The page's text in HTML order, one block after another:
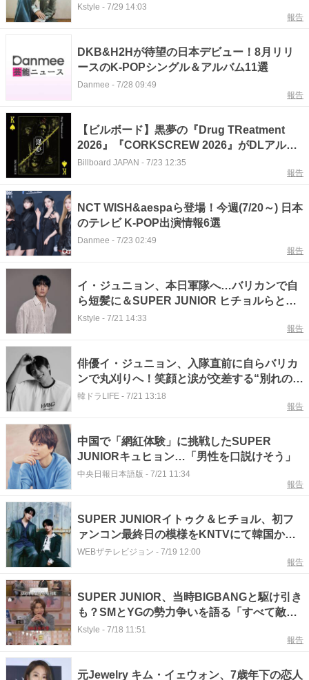
Kstyle - 7/29 14:03
報告
DKB&H2Hが待望の日本デビュー！8月リリ
ースのK-POPシングル＆アルバム11選
Danmee - 7/28 09:49
報告
【ビルボード】黒夢の『Drug TReatment
2026』『CORKSCREW 2026』がDLアルバ
ム1位＆2位を独占
Billboard JAPAN - 7/23 12:35
報告
NCT WISH&aespaら登場！今週(7/20～) 日本
のテレビ K-POP出演情報6選
Danmee - 7/23 02:49
報告
イ・ジュニョン、本日軍隊へ…バリカンで自
ら短髪に＆SUPER JUNIOR ヒチョルらとの
記念ショットも
Kstyle - 7/21 14:33
報告
俳優イ・ジュニョン、入隊直前に自らバリカ
ンで丸刈りへ！笑顔と涙が交差する“別れの様
子”【PHOTO】
韓ドラLIFE - 7/21 13:18
報告
中国で「網紅体験」に挑戦したSUPER
JUNIORキュヒョン…「男性を口説けそう」
中央日報日本語版 - 7/21 11:34
報告
SUPER JUNIORイトゥク＆ヒチョル、初フ
ァンコン最終日の模様をKNTVにて韓国から
生中継
WEBザテレビジョン - 7/19 12:00
報告
SUPER JUNIOR、当時BIGBANGと駆け引き
も？SMとYGの勢力争いを語る「すべて敵だ
った」
Kstyle - 7/18 11:51
報告
元Jewelry キム・イェウォン、7歳年下の恋人